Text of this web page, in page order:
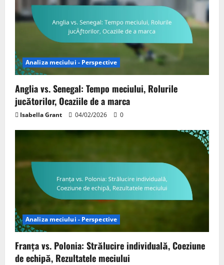
Analiza meciului - Perspective
Anglia vs. Senegal: Tempo meciului, Rolurile
jucătorilor, Ocaziile de a marca
Isabella Grant 04/02/2026 0
Analiza meciului - Perspective
Franța vs. Polonia: Strălucire individuală, Coeziune
de echipă, Rezultatele meciului